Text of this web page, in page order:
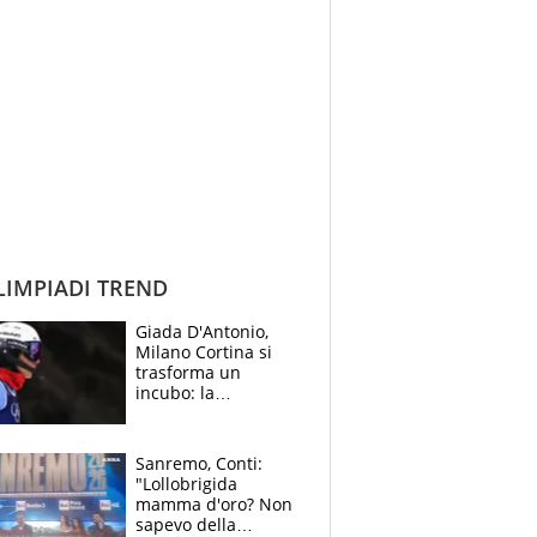
TREND
Giada D'Antonio,
Milano Cortina si
trasforma un
incubo: la
Sanremo, Conti:
"Lollobrigida
mamma d'oro? Non
sapevo della